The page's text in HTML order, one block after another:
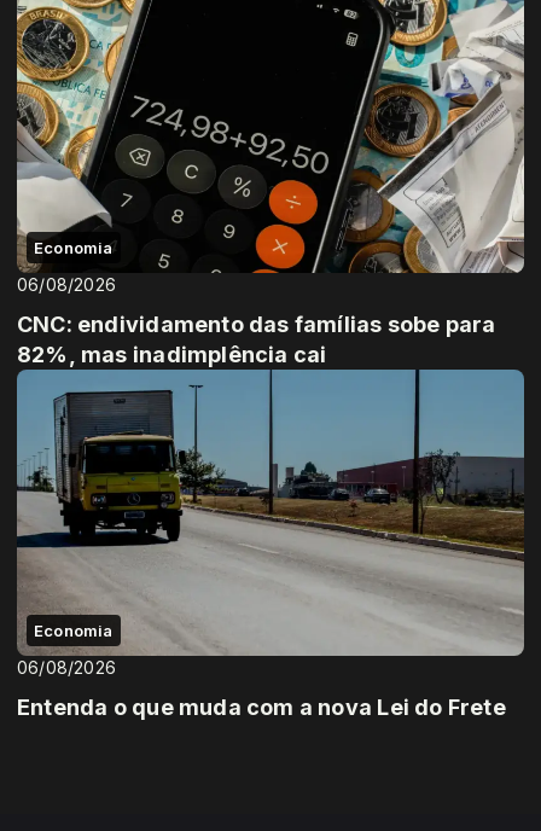
Economia
06/08/2026
CNC: endividamento das famílias sobe para
82%, mas inadimplência cai
Economia
06/08/2026
Entenda o que muda com a nova Lei do Frete